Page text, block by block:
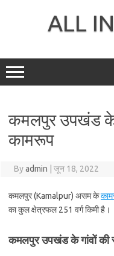
ALL
कमलपुर उपखंड के
कामरूप
Byadmin जून 18, 2022
कमलपुर (Kamalpur) असम के
का कुल क्षेत्रफल 251 वर्ग किमी है।
कमलपुर उपखंड के गांवों